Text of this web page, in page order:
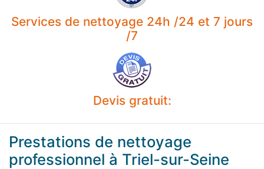
Services de nettoyage 24h /24 et 7 jours
/7
Devis gratuit:
Prestations de nettoyage
professionnel à Triel-sur-Seine